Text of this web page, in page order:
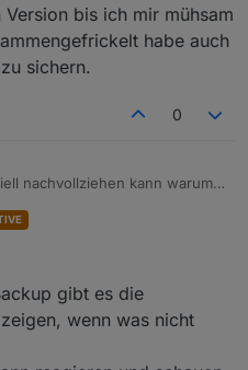
bis ich mir mühsam
habe auch
sichern.
0
nachvollziehen kann warum
hatte vor einiger Zeit das
Backup nicht richtig erstellt
hat iobroker backup auch
wurde zwar erstellt,
Ich weiß nicht mehr genau
Version bis ich mir
zusammengefrickelt
komplett zu sichern.
gibt es die
wenn was nicht